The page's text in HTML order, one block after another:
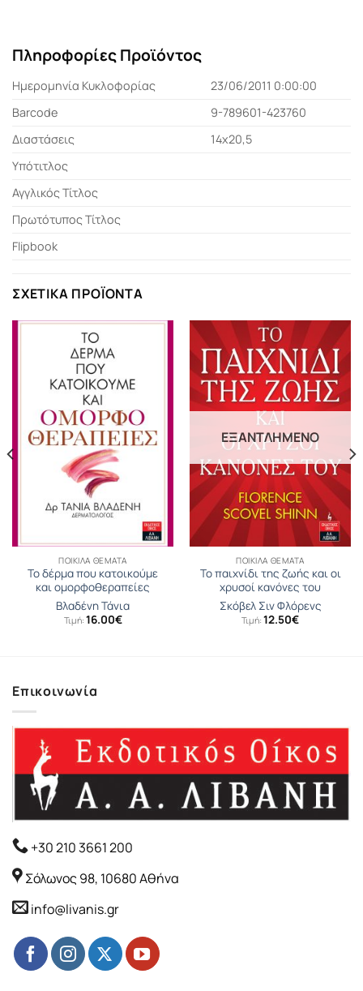
Πληροφορίες Προϊόντος
Ημερομηνία Κυκλοφορίας
23/06/2011 0:00:00
Barcode
9-789601-423760
Διαστάσεις
14x20,5
Υπότιτλος
Αγγλικός Τίτλος
Πρωτότυπος Τίτλος
Flipbook
ΣΧΕΤΙΚΆ ΠΡΟΪΌΝΤΑ
ΠΟΙΚΊΛΑ ΘΈΜΑΤΑ
Το δέρμα που κατοικούμε
και ομορφοθεραπείες
Βλαδένη Τάνια
Τιμή: 16.00€
ΕΞΑΝΤΛΗΜΈΝΟ
ΠΟΙΚΊΛΑ ΘΈΜΑΤΑ
Το παιχνίδι της ζωής και οι
χρυσοί κανόνες του
Σκόβελ Σιν Φλόρενς
Τιμή: 12.50€
Επικοινωνία
+30 210 3661 200
Σόλωνος 98, 10680 Αθήνα
info@livanis.gr